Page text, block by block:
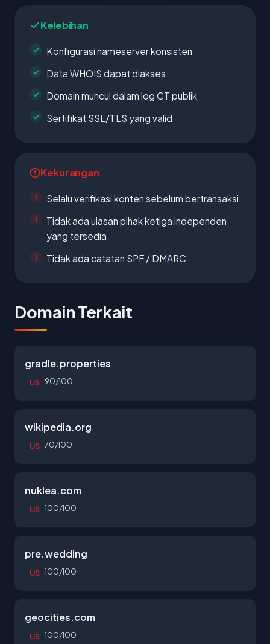
Kelebihan
Konfigurasi nameserver konsisten
Data WHOIS dapat diakses
Domain muncul dalam log CT publik
Sertifikat SSL/TLS yang valid
Kekurangan
Selalu verifikasi konten sebelum bertransaksi
Tidak ada ulasan pihak ketiga independen
yang tersedia
Tidak ada catatan SPF / DMARC
Domain Terkait
gradle.properties
US 90/100
wikipedia.org
US 70/100
nuklea.com
US 100/100
pre.wedding
US 100/100
geocities.com
US 100/100